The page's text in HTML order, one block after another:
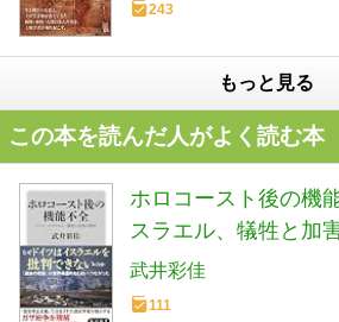
243
もっと見る
この本を読んだ人がよく読む本
ホロコースト後の機
スラエル、犠牲と加
武井彩佳
111